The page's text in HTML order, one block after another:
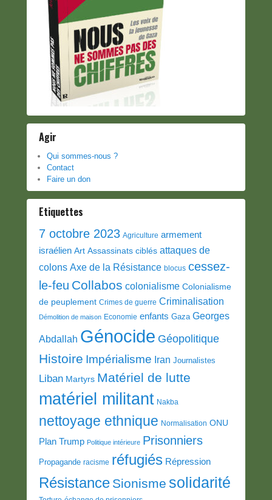
Agir
Qui sommes-nous ?
Contact
Faire un don
Etiquettes
7 octobre 2023 Agriculture armement
israélien Art Assassinats ciblés attaques de
colons Axe de la Résistance blocus cessez-
le-feu Collabos colonialisme Colonialisme
de peuplement Crimes de guerre Criminalisation
Démolition de maison Economie enfants Gaza Georges
Abdallah Génocide Géopolitique
Histoire Impérialisme Iran Journalistes
Liban Martyrs Matériel de lutte
matériel militant Nakba
nettoyage ethnique Normalisation ONU
Plan Trump Politique intérieure Prisonniers
Propagande racisme réfugiés Répression
Résistance Sionisme solidarité